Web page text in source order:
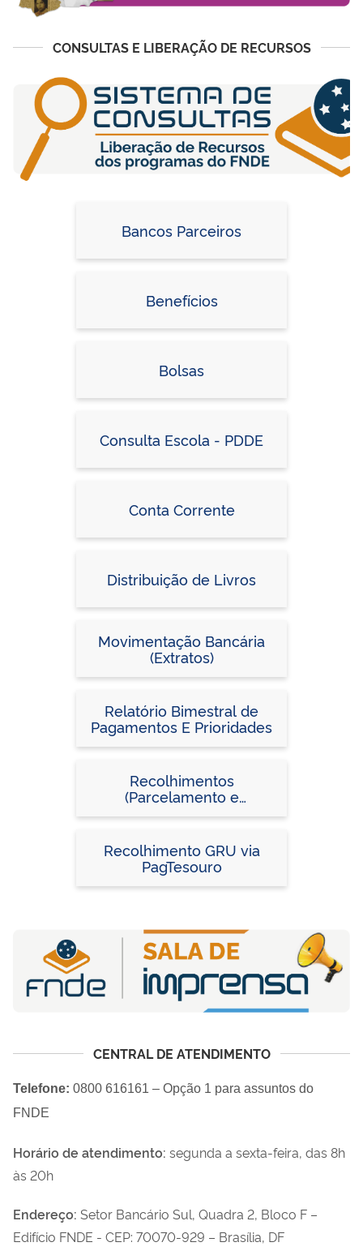
CONSULTAS E LIBERAÇÃO DE RECURSOS
Bancos Parceiros
Benefícios
Bolsas
Consulta Escola - PDDE
Conta Corrente
Distribuição de Livros
Movimentação Bancária
(Extratos)
Relatório Bimestral de
Pagamentos E Prioridades
Recolhimentos
(Parcelamento e
Devolução de Saldos e
Recolhimento GRU via
PagTesouro
CENTRAL DE ATENDIMENTO
Telefone: 0800 616161 – Opção 1 para assuntos do
FNDE
Horário de atendimento: segunda a sexta-feira, das 8h
às 20h
Endereço: Setor Bancário Sul, Quadra 2, Bloco F –
Edifício FNDE - CEP: 70070-929 – Brasília, DF